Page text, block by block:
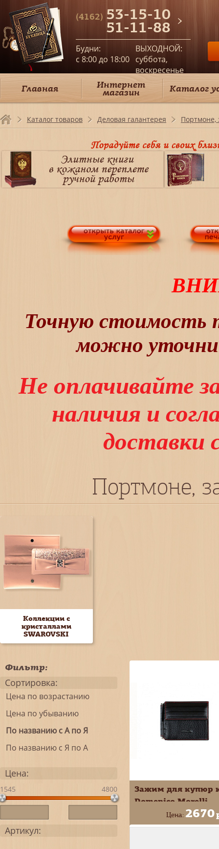
(4162) 53-15-10
51-11-88
Будни:
c 8:00 до 18:00
ВЫХОДНОЙ:
суббота,
воскресенье
Главная Интернет
магазин Каталог
Каталог товаров Деловая галантерея
Точную стоимость
можно
Не оплачивайте
наличия и
доставки
Портмоне,
Коллекции с
кристаллами
SWAROVSKI
Фильтр:
Сортировка:
Цена по возрастанию
Цена по убыванию
По названию с А по Я
По названию с Я по А
Цена:
1545 4800
Артикул:
Зажим для купюр
Domenico Morelli
Амадей черный с
монетником DM-
Цена: 2670